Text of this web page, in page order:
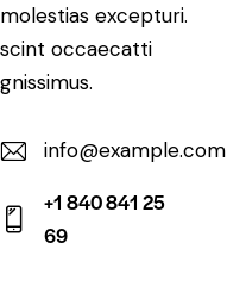
molestias excepturi.
scint occaecatti
gnissimus.
m
info@example.com
+1 840 841 25
69